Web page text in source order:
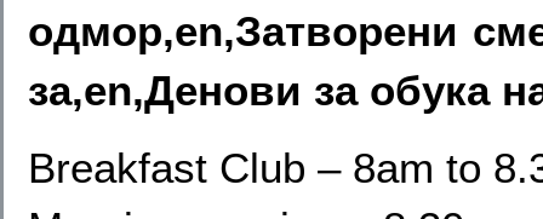
одмор,en,Затворени
за,en,Денови за обука
Breakfast Club – 8am to